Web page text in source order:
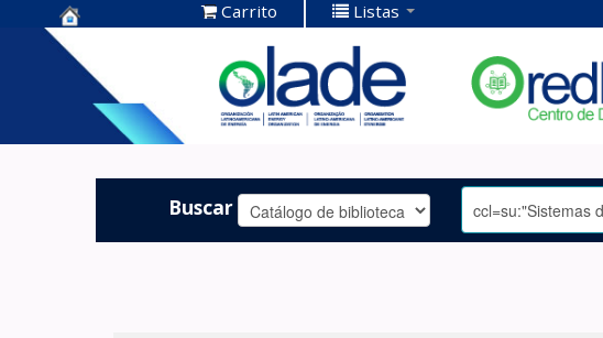
Centro de
Documentación
OLADE -
Carrito Listas
Buscar